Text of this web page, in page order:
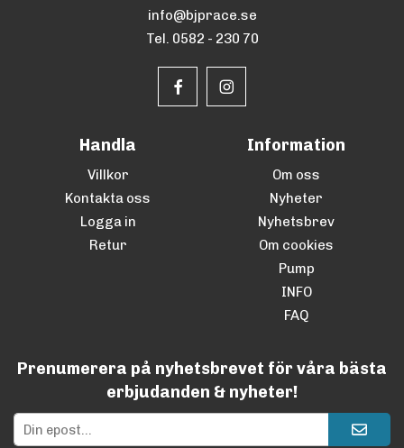
info@bjprace.se
Tel. 0582 - 230 70
Handla
Villkor
Kontakta oss
Logga in
Retur
Information
Om oss
Nyheter
Nyhetsbrev
Om cookies
Pump
INFO
FAQ
Prenumerera på nyhetsbrevet för våra bästa
erbjudanden & nyheter!